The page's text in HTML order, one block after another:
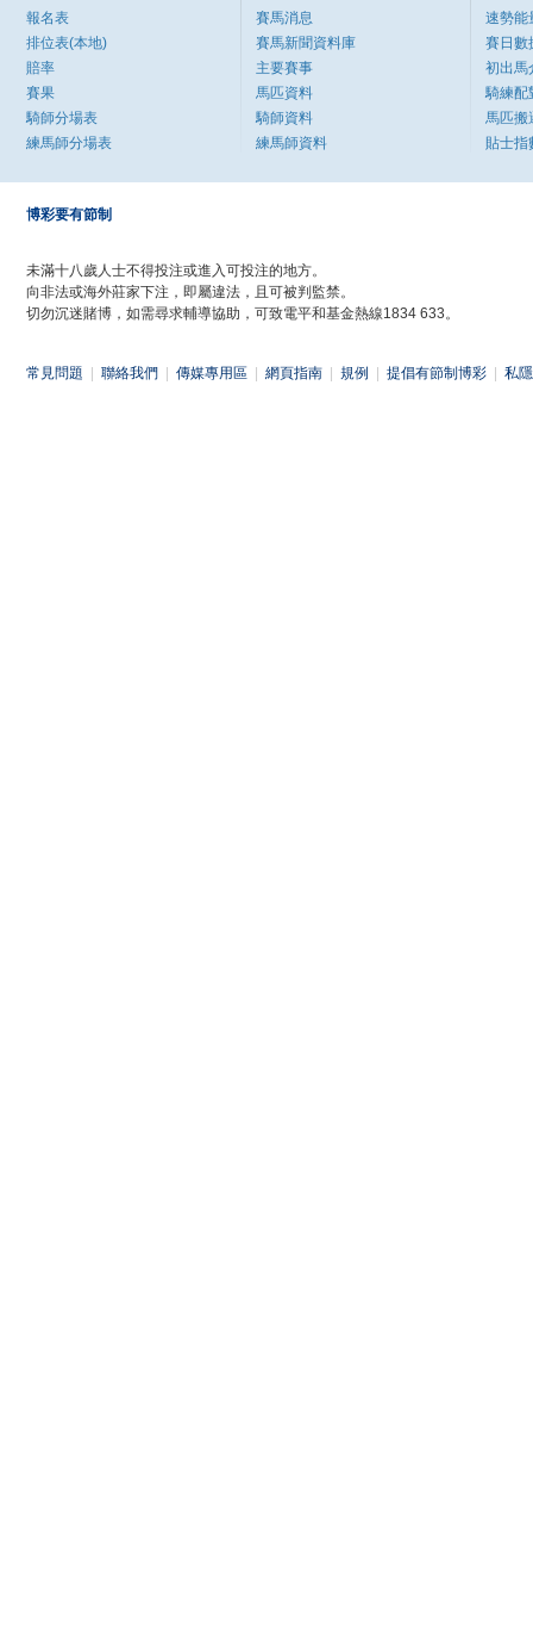
報名表
排位表(本地)
賠率
賽果
騎師分場表
練馬師分場表
賽馬消息
賽馬新聞資料庫
主要賽事
馬匹資料
騎師資料
練馬師資料
速勢能
賽日數
初出馬
騎練配
馬匹搬
貼士指
博彩要有節制
未滿十八歲人士不得投注或進入可投注的地方。
向非法或海外莊家下注，即屬違法，且可被判監禁。
切勿沉迷賭博，如需尋求輔導協助，可致電平和基金熱線1834 633。
常見問題 聯絡我們 傳媒專用區 網頁指南 規例 提倡有節制博彩 私